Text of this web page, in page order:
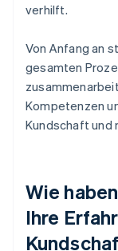
verhilft.
Von Anfang an
gesamten
Kompetenzen
Kundschaft und
Wie
Ihre